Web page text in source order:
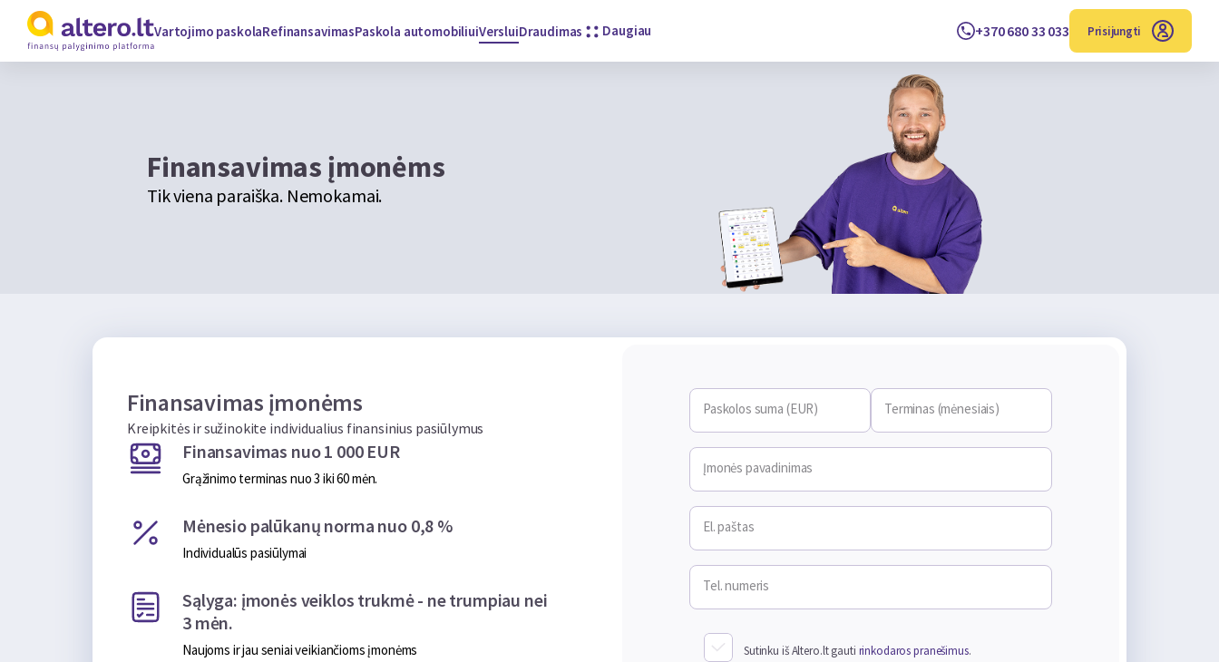
Vartojimo paskolaRefinansavimasPaskola automobiliuiVersluiDraudimas Daugiau +370 680 33 033 Prisijungti
Finansavimas įmonėms
Tik viena paraiška. Nemokamai.
Finansavimas įmonėms
Kreipkitės ir sužinokite individualius finansinius pasiūlymus
Finansavimas nuo 1 000 EUR
Grąžinimo terminas nuo 3 iki 60 mėn.
Mėnesio palūkanų norma nuo 0,8 %
Individualūs pasiūlymai
Sąlyga: įmonės veiklos trukmė - ne trumpiau nei
3 mėn.
Naujoms ir jau seniai veikiančioms įmonėms
Paskolos suma (EUR) Terminas (mėnesiais)
Įmonės pavadinimas
El. paštas
Tel. numeris
Sutinku iš Altero.lt gauti rinkodaros pranešimus.